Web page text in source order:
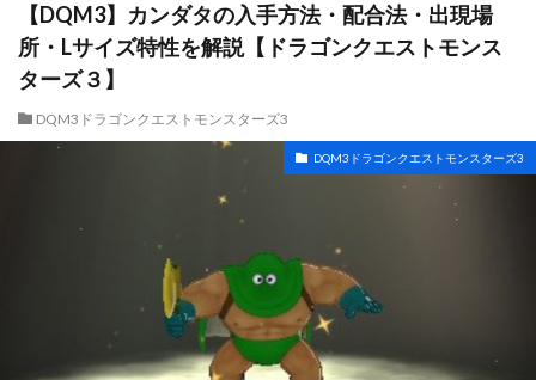
【DQM3】カンダタの入手方法・配合法・出現場
所・Lサイズ特性を解説【ドラゴンクエストモンス
ターズ３】
DQM3ドラゴンクエストモンスターズ3
DQM3ドラゴンクエストモンスターズ3